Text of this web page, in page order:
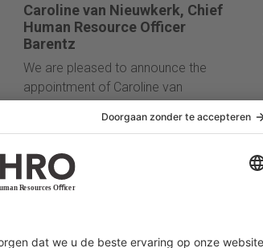
Caroline van Nieuwkerk, Chief
Human Resource Officer
Barentz
We are pleased to announce the
appointment of Caroline van
Officer (CHRO).